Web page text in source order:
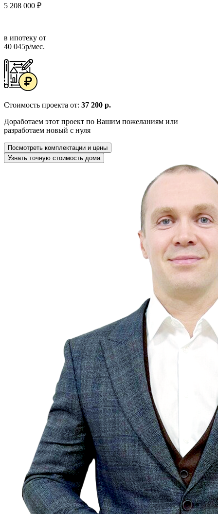
5 208 000 ₽
в ипотеку от
40 045р/мес.
Стоимость проекта от: 37 200 р.
Доработаем этот проект по Вашим пожеланиям или
разработаем новый с нуля
Посмотреть комплектации и цены
Узнать точную стоимость дома